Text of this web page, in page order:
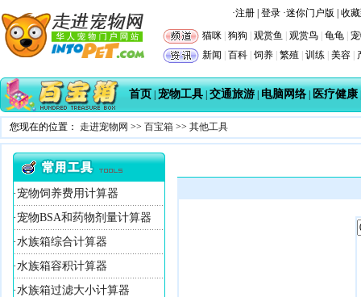
·注册 登录 ·迷你门户版
收
猫咪 狗狗 观赏鱼 观赏鸟 龟龟
新闻
百科 饲养 繁殖 训练 美容
首页 宠物工具 交通旅游 电脑网络 医疗健康
您现在的位置： 走进宠物网 >> 百宝箱 >> 其他工具
·宠物饲养费用计算器
·宠物BSA和药物剂量计算器
·水族箱综合计算器
·水族箱容积计算器
·水族箱过滤大小计算器